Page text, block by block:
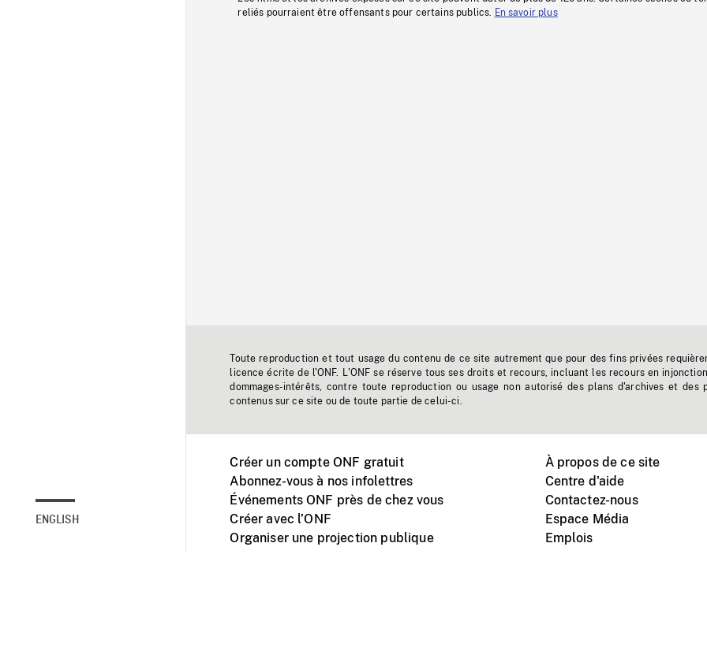
ENGLISH
reliés pourraient être offensants pour certains publics.
En savoir plus
Toute reproduction et tout usage du contenu de ce site autrement que pour des fins privées
licence écrite de l'ONF. L'ONF se réserve tous ses droits et recours, incluant les recours en
dommages-intérêts, contre toute reproduction ou usage non autorisé des plans d'archives et des
contenus sur ce site ou de toute partie de celui-ci.
Créer un compte ONF gratuit
Abonnez-vous à nos infolettres
Événements ONF près de chez vous
Créer avec l’ONF
Organiser une projection publique
À propos de ce site
Centre d'aide
Contactez-nous
Espace Média
Emplois